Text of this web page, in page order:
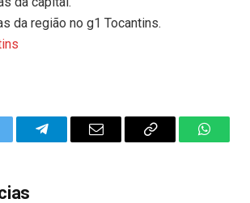
da região no g1 Tocantins.
TelegramEmail
Copy